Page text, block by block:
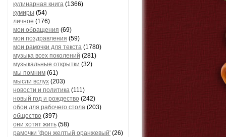
кулинарная книга (1366)
кумиры (54)
личное (176)
мои обращения (69)
мои поздравления (59)
мои рамочки для текста (1780)
музыка всех поколений (281)
музыкальные открытки (32)
мы помним (61)
мысли вслух (203)
новости и политика (111)
новый год и рождество (242)
обои для рабочего стола (203)
общество (397)
они хотят жить (58)
рамочки 'фон желтый оранжевый' (26)